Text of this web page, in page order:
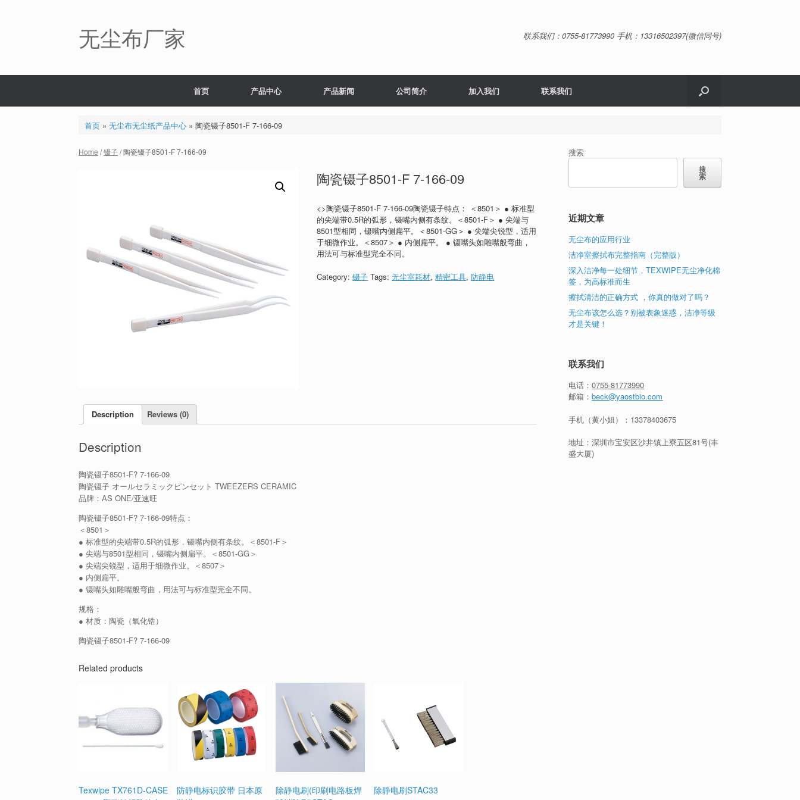
无尘布厂家 联系我们：0755-81773990 手机：13316502397(微信同号)
首页 产品中心 产品新闻 公司简介 加入我们 联系我们
首页» 无尘布无尘纸产品中心» 陶瓷镊子8501-F 7-166-09
Home /镊子/ 陶瓷镊子8501-F 7-166-09
陶瓷镊子8501-F 7-166-09
<>陶瓷镊子8501-F 7-166-09陶瓷镊子特点： ＜8501＞ ● 标准型
的尖端带0.5R的弧形，镊嘴内侧有条纹。＜8501-F＞ ● 尖端与
8501型相同，镊嘴内侧扁平。＜8501-GG＞ ● 尖端尖锐型，适用
于细微作业。＜8507＞ ● 内侧扁平。 ● 镊嘴头如雕嘴般弯曲，
用法可与标准型完全不同。
Category:镊子 Tags:无尘室耗材,精密工具,防静电
Description Reviews (0)
Description
陶瓷镊子8501-F? 7-166-09
陶瓷镊子 オールセラミックピンセット TWEEZERS CERAMIC
品牌：AS ONE/亚速旺
陶瓷镊子8501-F? 7-166-09特点：
＜8501＞
● 标准型的尖端带0.5R的弧形，镊嘴内侧有条纹。＜8501-F＞
● 尖端与8501型相同，镊嘴内侧扁平。＜8501-GG＞
● 尖端尖锐型，适用于细微作业。＜8507＞
● 内侧扁平。
● 镊嘴头如雕嘴般弯曲，用法可与标准型完全不同。
规格：
● 材质：陶瓷（氧化锆）
陶瓷镊子8501-F? 7-166-09
Related products
Texwipe TX761D-CASE
防静电标识胶带 日本原
除静电刷(印刷电路板焊
除静电刷STAC33
搜索
搜
索
近期文章
无尘布的应用行业
洁净室擦拭布完整指南（完整版）
深入洁净每一处细节，TEXWIPE无尘净化棉
签，为高标准而生
擦拭清洁的正确方式 ，你真的做对了吗？
无尘布该怎么选？别被表象迷惑，洁净等级
才是关键！
联系我们
电话：0755-81773990
邮箱：beck@yaostbio.com
手机（黄小姐）： 13378403675
地址：深圳市宝安区沙井镇上寮五区81号(丰
盛大厦)